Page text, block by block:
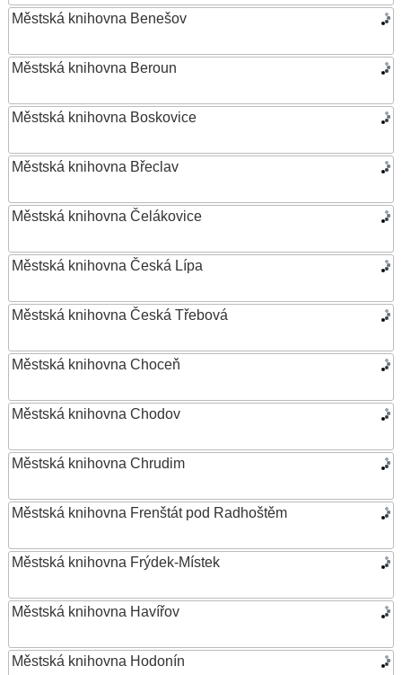
Městská knihovna Benešov
Městská knihovna Beroun
Městská knihovna Boskovice
Městská knihovna Břeclav
Městská knihovna Čelákovice
Městská knihovna Česká Lípa
Městská knihovna Česká Třebová
Městská knihovna Choceň
Městská knihovna Chodov
Městská knihovna Chrudim
Městská knihovna Frenštát pod Radhoštěm
Městská knihovna Frýdek-Místek
Městská knihovna Havířov
Městská knihovna Hodonín